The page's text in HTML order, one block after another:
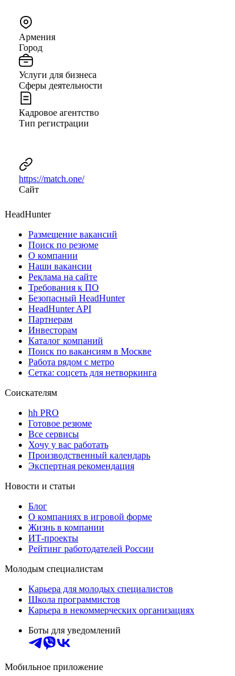
Армения
Город
Услуги для бизнеса
Сферы деятельности
Кадровое агентство
Тип регистрации
https://match.one/
Сайт
HeadHunter
Размещение вакансий
Поиск по резюме
О компании
Наши вакансии
Реклама на сайте
Требования к ПО
Безопасный HeadHunter
HeadHunter API
Партнерам
Инвесторам
Каталог компаний
Поиск по вакансиям в Москве
Работа рядом с метро
Сетка: соцсеть для нетворкинга
Соискателям
hh PRO
Готовое резюме
Все сервисы
Хочу у вас работать
Производственный календарь
Экспертная рекомендация
Новости и статьи
Блог
О компаниях в игровой форме
Жизнь в компании
ИТ-проекты
Рейтинг работодателей России
Молодым специалистам
Карьера для молодых специалистов
Школа программистов
Карьера в некоммерческих организациях
Боты для уведомлений
Мобильное приложение